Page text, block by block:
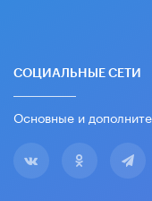
СОЦИАЛЬНЫЕ СЕТИ
Основные и